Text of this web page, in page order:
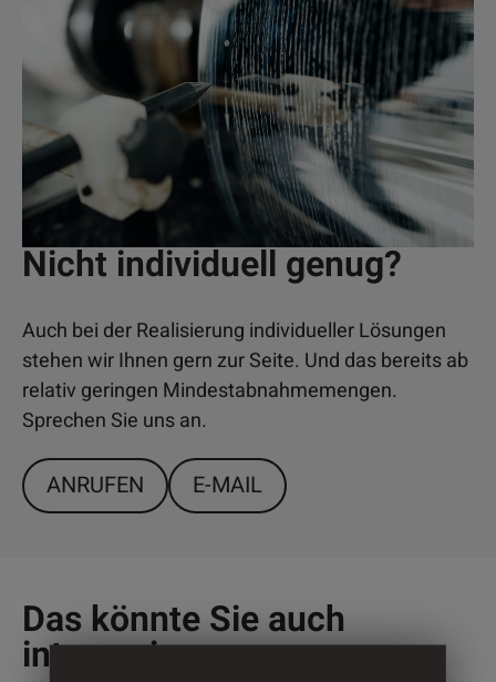
Nicht individuell genug?
Auch bei der Realisierung individueller Lösungen
stehen wir Ihnen gern zur Seite. Und das bereits ab
relativ geringen Mindestabnahmemengen.
Sprechen Sie uns an.
ANRUFEN E-MAIL
Das könnte Sie auch
interessieren